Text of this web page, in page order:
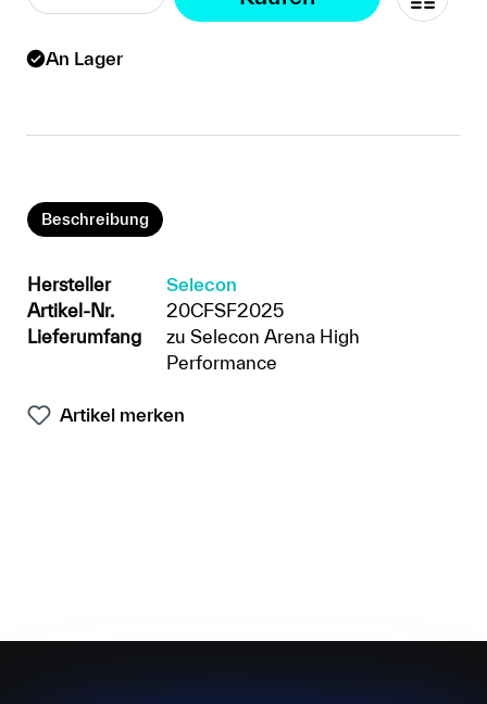
An Lager
Beschreibung
Hersteller
Selecon
Artikel-Nr.
20CFSF2025
Lieferumfang
zu Selecon Arena High
Performance
Artikel merken